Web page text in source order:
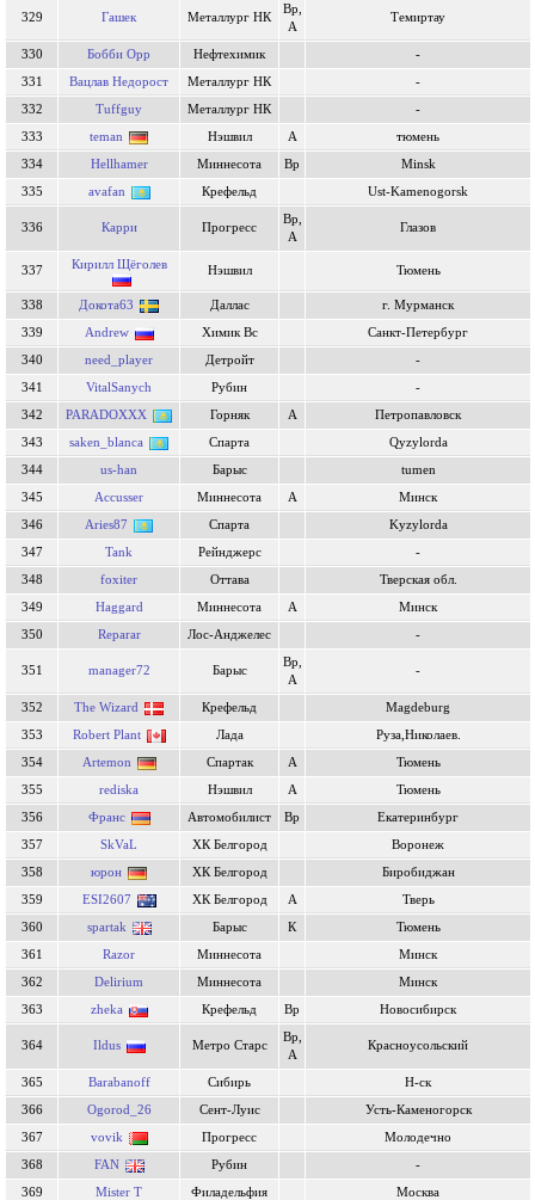
329 Гашек Металлург НК
Вр,
А
Темиртау
330 Бобби Орр Нефтехимик
-
331
Вацлав Недорост Металлург НК
-
332
Tuffguy Металлург НК
-
333
teman Нэшвил А
тюмень
334
Hellhamer Миннесота Вр
Minsk
335
avafan Крефельд Ust-Kamenogorsk
336 Карри Прогресс
Вр,
А
Глазов
337 Кирилл Щёголев Нэшвил Тюмень
338 Докота63 Даллас
г. Мурманск
339
Andrew Химик Вс
Санкт-Петербург
340
need_player Детройт
-
341
VitalSanych Рубин
-
342
PARADOXXX Горняк А
Петропавловск
343
saken_blanca Спарта
Qyzylorda
344
us-han Барыс
tumen
345
Accusser Миннесота А
Минск
346
Aries87 Спарта
Kyzylorda
347
Tank Рейнджерс
-
348
foxiter Оттава
Тверская обл.
349
Haggard Миннесота А
Минск
350
Reparar Лос-Анджелес -
351 manager72 Барыс
Вр,
А
-
352 The Wizard Крефельд
Magdeburg
353
Robert Plant Лада
Руза,Николаев.
354
Artemon Спартак А
Тюмень
355
rediska Нэшвил А
Тюмень
356
Франс Автомобилист Вр
Екатеринбург
357
SkVaL ХК Белгород
Воронеж
358
юрон ХК Белгород
Биробиджан
359
ESI2607 ХК Белгород А
Тверь
360
spartak Барыс К
Тюмень
361
Razor Миннесота
Минск
362
Delirium Миннесота
Минск
363
zheka Крефельд Вр Новосибирск
364 Ildus Метро Старс
Вр,
А
Красноусольский
365 Barabanoff Сибирь
Н-ск
366
Ogorod_26 Сент-Луис
Усть-Каменогорск
367
vovik Прогресс
Молодечно
368
FAN Рубин
-
369
Mister T Филадельфия Москва